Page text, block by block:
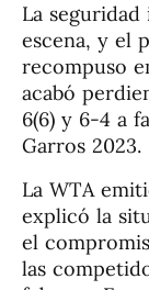
La
escena, y el
recompuso
acabó
6(6) y 6-4 a
Garros 2023.
La WTA
explicó la
el
las